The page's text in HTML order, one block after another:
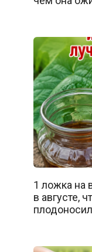
1 ложка на
в августе,